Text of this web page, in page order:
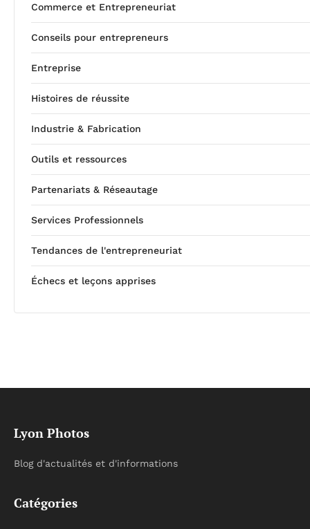
Commerce et Entrepreneuriat
Conseils pour entrepreneurs
Entreprise
Histoires de réussite
Industrie & Fabrication
Outils et ressources
Partenariats & Réseautage
Services Professionnels
Tendances de l'entrepreneuriat
Échecs et leçons apprises
Lyon Photos
Blog d'actualités et d'informations
Catégories